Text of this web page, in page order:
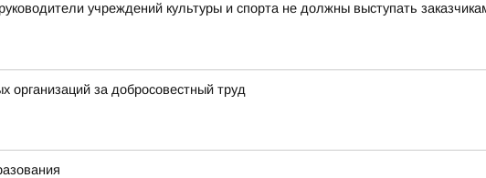
учреждений культуры и спорта не должны выступать
организаций за добросовестный труд